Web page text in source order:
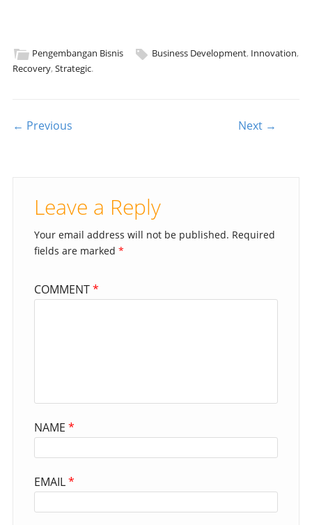
Pengembangan Bisnis Business Development, Innovation,
Recovery, Strategic.
Post navigation
← Previous Next →
Leave a Reply
Your email address will not be published. Required
fields are marked *
COMMENT*
NAME *
EMAIL*